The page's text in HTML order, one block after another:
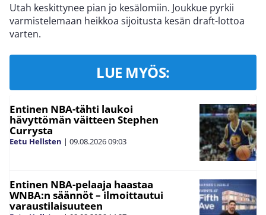
Utah keskittynee pian jo kesälomiin. Joukkue pyrkii
varmistelemaan heikkoa sijoitusta kesän draft-lottoa
varten.
LUE MYÖS:
Entinen NBA-tähti laukoi
hävyttömän väitteen Stephen
Currysta
Eetu Hellsten | 09.08.202609:03
Entinen NBA-pelaaja haastaa
WNBA:n säännöt – ilmoittautui
varaustilaisuuteen